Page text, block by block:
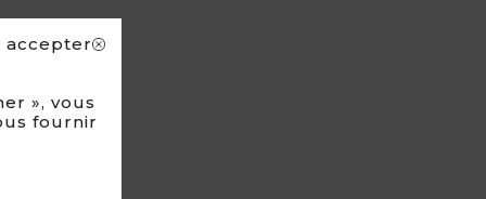
accepter
», vous
fournir